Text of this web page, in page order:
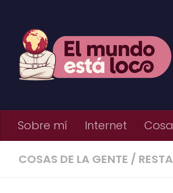
Sobre mí Internet
COSAS DE LA GENTE /